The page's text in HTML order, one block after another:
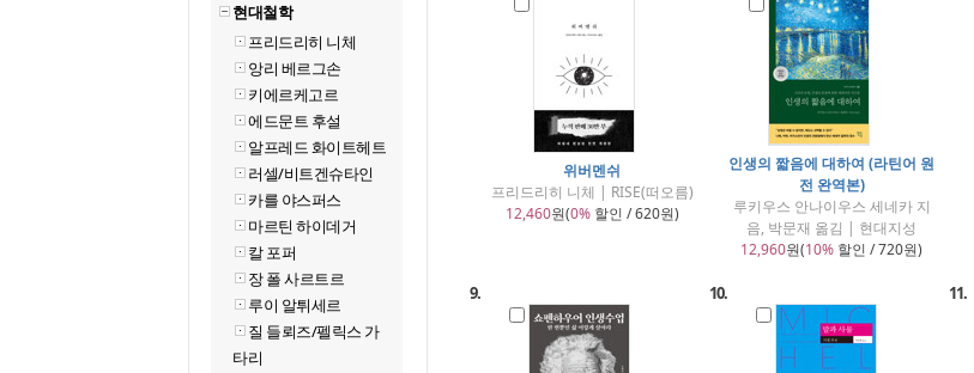
현대철학
프리드리히 니체
앙리 베르그손
키에르케고르
에드문트 후설
알프레드 화이트헤트
러셀/비트겐슈타인
카를 야스퍼스
마르틴 하이데거
칼 포퍼
장 폴 사르트르
루이 알튀세르
질 들뢰즈/펠릭스 가
타리
위버멘쉬
프리드리히 니체 | RISE(떠오름)
12,460원(0%할인 / 620원)
인생의 짧음에 대하여 (라틴어 원
전 완역본)
루키우스 안나이우스 세네카 지
음, 박문재 옮김 | 현대지성
12,960원(10% 할인 / 720원)
9. 10. 11.